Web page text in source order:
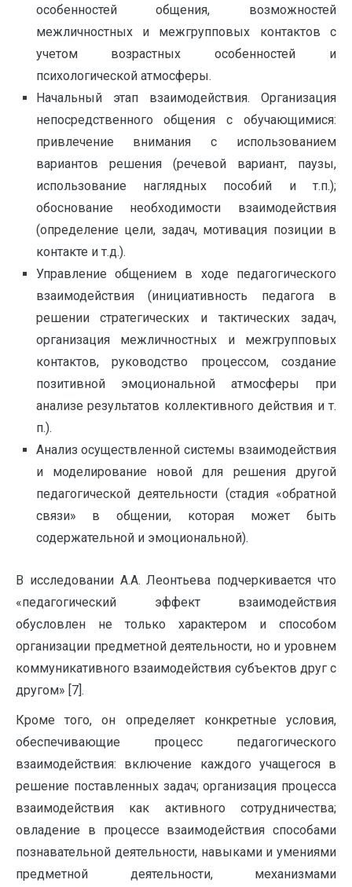
особенностей общения, возможностей
межличностных и межгрупповых контактов с
учетом возрастных особенностей и
психологической атмосферы.
Начальный этап взаимодействия. Организация
непосредственного общения с обучающимися:
привлечение внимания с использованием
вариантов решения (речевой вариант, паузы,
использование наглядных пособий и т.п.);
обоснование необходимости взаимодействия
(определение цели, задач, мотивация позиции в
контакте и т.д.).
Управление общением в ходе педагогического
взаимодействия (инициативность педагога в
решении стратегических и тактических задач,
организация межличностных и межгрупповых
контактов, руководство процессом, создание
позитивной эмоциональной атмосферы при
анализе результатов коллективного действия и т.
п.).
Анализ осуществленной системы взаимодействия
и моделирование новой для решения другой
педагогической деятельности (стадия «обратной
связи» в общении, которая может быть
содержательной и эмоциональной).
В исследовании А.А. Леонтьева подчеркивается что
«педагогический эффект взаимодействия
обусловлен не только характером и способом
организации предметной деятельности, но и уровнем
коммуникативного взаимодействия субъектов друг с
другом» [7].
Кроме того, он определяет конкретные условия,
обеспечивающие процесс педагогического
взаимодействия: включение каждого учащегося в
решение поставленных задач; организация процесса
взаимодействия как активного сотрудничества;
овладение в процессе взаимодействия способами
познавательной деятельности, навыками и умениями
предметной деятельности, механизмами